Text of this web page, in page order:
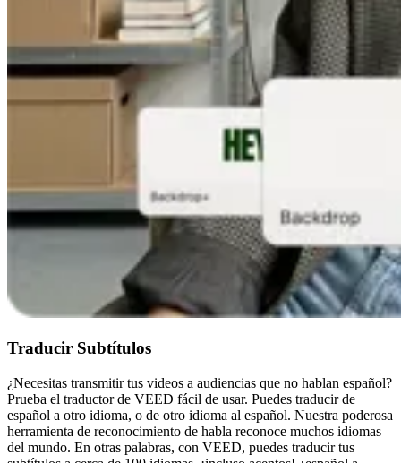
Traducir Subtítulos
¿Necesitas transmitir tus videos a audiencias que no hablan español?
Prueba el traductor de VEED fácil de usar. Puedes traducir de
español a otro idioma, o de otro idioma al español. Nuestra poderosa
herramienta de reconocimiento de habla reconoce muchos idiomas
del mundo. En otras palabras, con VEED, puedes traducir tus